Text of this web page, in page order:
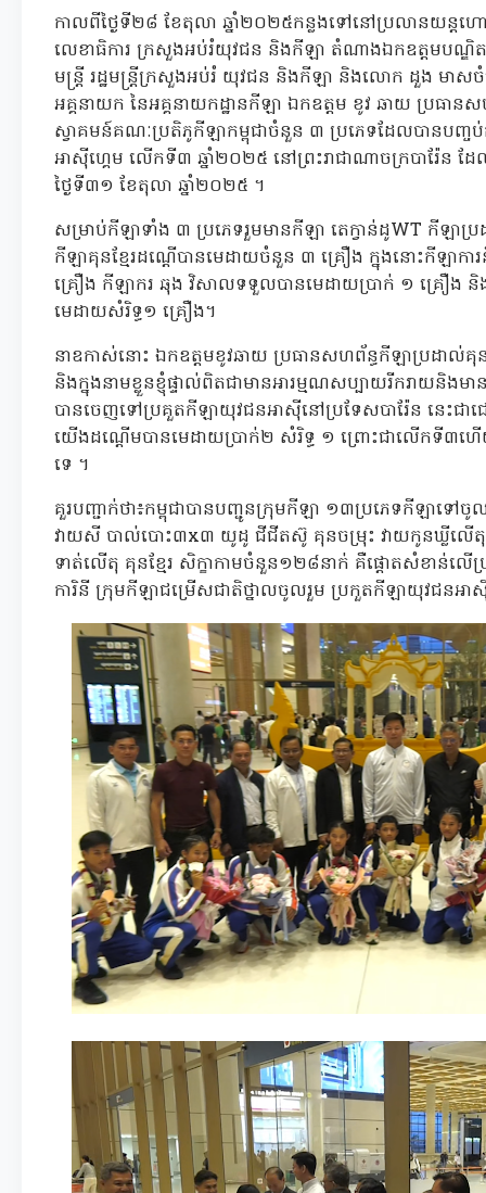
កាលពីថ្ងៃទី២៨ ខែតុលា ឆ្នាំ២០២៥កន្លងទៅនៅប្រលានយន្តហ
លេខាធិការ ក្រសួងអប់រំយុវជន និងកីឡា តំណាងឯកឧត្តមបណ្ឌិ
មន្ត្រី រដ្ឋមន្ត្រីក្រសួងអប់រំ យុវជន និងកីឡា និងលោក ដួង មា
អគ្គនាយក នៃអគ្គនាយកដ្ឋានកីឡា ឯកឧត្តម ខូវ ឆាយ ប្រធា
ស្វាគមន៍គណៈប្រតិភូកីឡាកម្ពុជាចំនួន ៣ ប្រភេទដែលបានបញ្ច
អាស៊ីហ្គេម លើកទី៣ ឆ្នាំ២០២៥ នៅព្រះរាជាណាចក្របារ៉ែន ដ
ថ្ងៃទី៣១ ខែតុលា ឆ្នាំ២០២៥ ។
សម្រាប់កីឡាទាំង ៣ ប្រភេទរួមមានកីឡា តេក្វាន់ដូWT កីឡាប្
កីឡាគុនខ្មែរដណ្តើបានមេដាយចំនួន ៣ គ្រឿង ក្នុងនោះកីឡា
គ្រឿង កីឡាករ ឆុង វិសាលទទួលបានមេដាយប្រាក់ ១ គ្រឿង និ
មេដាយសំរិទ្ធ១ គ្រឿង។
នាឧកាស់នោះ ឯកឧត្តមខូវឆាយ ប្រធានសហព័ន្ធកីឡាប្រដាល់គុ
និងក្នុងនាមខ្លួនខ្ញុំផ្ទាល់ពិតជាមានអារម្មណសប្បាយរីករាយនិ
បានចេញទៅប្រគួតកីឡាយុវជនអាស៊ីនៅប្រទែសបារ៉ែន នេះជា
យើងដណ្តើមបានមេដាយប្រាក់២ សំរិទ្ធ ១ ព្រោះជាលើកទី
ទេ ។
គួរបញ្ជាក់ថា៖កម្ពុជាបានបញ្ជូនក្រុមកីឡា ១៣ប្រភេទកីឡាទៅ
វាយសី បាល់បោះ៣x៣ យូដូ ជីជីតស៊ូ គុនចម្រុះ វាយកូនឃ្លីលើតុ
ទាត់លើតុ គុនខ្មែរ សិក្ខាកាមចំនួន១២៨នាក់ គឺផ្ដោតសំខាន់ល
ការិនី ក្រុមកីឡាជម្រើសជាតិថ្នាលចូលរួម ប្រកួតកីឡាយុវជនអ